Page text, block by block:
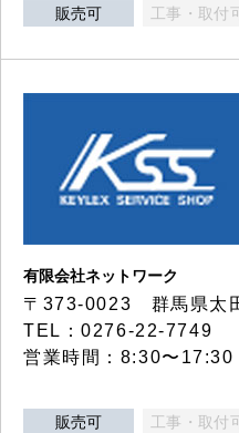
販売可 工事・取付
有限会社ネットワーク
〒373-0023 群馬県太
TEL：0276-22-7749
営業時間：8:30〜17:30
販売可 工事・取付